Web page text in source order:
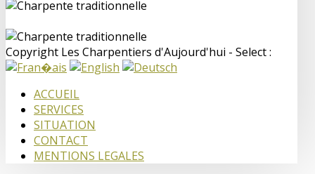
Copyright Les Charpentiers d'Aujourd'hui - Select :
ACCUEIL
SERVICES
SITUATION
CONTACT
MENTIONS LEGALES